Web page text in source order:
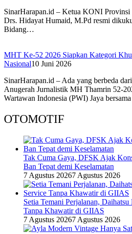
SinarHarapan.id – Ketua KONI
Drs. Hidayat Humaid, M.Pd resmi
Bidang…
MHT Ke-52 2026 Siapkan Kategori
Nasional10 Juni 2026
SinarHarapan.id – Ada yang berbeda
Anugerah Jurnalistik MH Thamrin 52-
Wartawan Indonesia (PWI) Jaya
OTOMOTIF
Tak Cuma Gaya, DFSK Ajak
Ban Tepat demi Keselamatan
7 Agustus 20267 Agustus 2026
Setia Temani Perjalanan,
Tanpa Khawatir di GIIAS
7 Agustus 20267 Agustus 2026